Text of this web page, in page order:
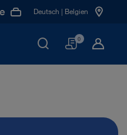
Deutsch | Belgien
0